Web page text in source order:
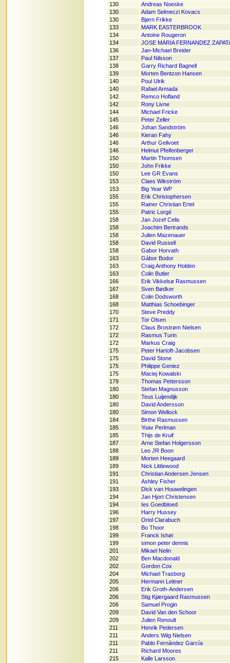
130
Andreas Noeske
130
Adam Selmeczi Kovacs
130
Bjørn Frikke
133
MARK EASTERBROOK
134
Antoine Rougeron
134
JOSE MARIA FERNANDEZ
136
Jan-Michael Breider
137
Paul Nilsson
138
Garry Richard Bagnell
139
Morten Bentzon Hansen
140
Poul Ulrik
140
Rafael Armada
142
Remco Hofland
142
Rony Livne
144
Michael Fricke
145
Peter Zeller
146
Johan Sandström
146
Kieran Fahy
146
Arthur Geilvoet
146
Helmut Pfeifenberger
150
Martin Thomsen
150
John Frikke
150
Lee GR Evans
153
Claes Wikström
153
Big Year WP
155
Erik Christophersen
155
Rainer Christian Ertel
155
Patric Lorgé
158
Jan Jozef Celis
158
Joachim Bertrands
158
Julien Mazenauer
158
David Russell
158
Gabor Horvath
163
Gábor Bodor
163
Craig Anthony Holden
163
Colin Butler
166
Erik Vikkelsø Rasmussen
167
Sven Bødker
168
Colin Dodsworth
168
Matthias Schoebinger
170
Steve Preddy
171
Tor Olsen
172
Claus Brostrøm Nielsen
172
Rasmus Turin
172
Markus Craig
175
Peter Hartoft-Jacobsen
175
David Stone
175
Philippe Geniez
175
Maciej Kowalski
179
Thomas Pettersson
180
Stefan Magnusson
180
Teus Luijendijk
180
David Andersson
180
Simon Wellock
184
Birthe Rasmussen
185
Yoav Perlman
185
Thijs de Kruif
187
Arne Stefan Holgersson
188
Leo JR Boon
189
Morten Heegaard
189
Nick Littlewood
191
Christian Andersen Jensen
191
Ashley Fisher
193
Dick van Houwelingen
194
Jan Hjort Christensen
194
Ies Goedbloed
196
Harry Hussey
197
Oriol Clarabuch
198
Bo Thoor
199
Franck Ishøi
199
simon peter dennis
201
Mikael Nelin
202
Ben Macdonald
202
Gordon Cox
204
Michael Trasborg
205
Hermann Leitner
206
Erik Groth-Andersen
206
Stig Kjærgaard Rasmussen
206
Samuel Progin
209
David Van den Schoor
209
Julien Renoult
211
Henrik Pedersen
211
Anders Wiig Nielsen
211
Pablo Fernández García
211
Richard Moores
215
Kalle Larsson